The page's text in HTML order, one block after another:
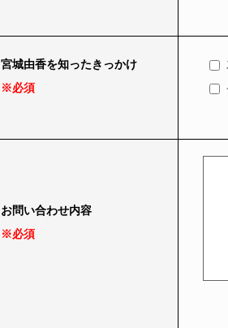
宮城由香を知ったきっかけ
※必須
お問い合わせ内容
※必須